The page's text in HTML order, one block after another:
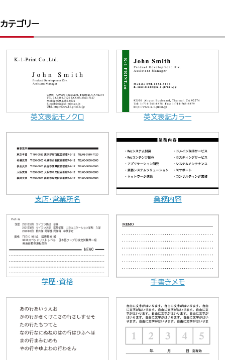
カテゴリー
英文表記モノクロ 英文表記カラー
支店・営業所名 業務内容
学歴・資格 手書きメモ